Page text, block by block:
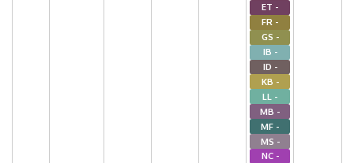
ET -
FR -
GS -
IB -
ID -
KB -
LL -
MB -
MF -
MS -
NC -